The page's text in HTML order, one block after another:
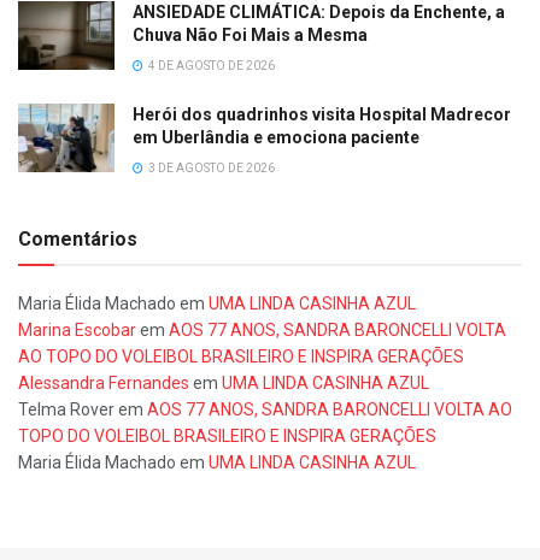
ANSIEDADE CLIMÁTICA: Depois da Enchente, a
Chuva Não Foi Mais a Mesma
4 DE AGOSTO DE 2026
Herói dos quadrinhos visita Hospital Madrecor
em Uberlândia e emociona paciente
3 DE AGOSTO DE 2026
Comentários
Maria Élida Machado em UMA LINDA CASINHA AZUL
Marina Escobarem AOS 77 ANOS, SANDRA BARONCELLI VOLTA
AO TOPO DO VOLEIBOL BRASILEIRO E INSPIRA GERAÇÕES
Alessandra Fernandes em UMA LINDA CASINHA AZUL
Telma Roverem AOS 77 ANOS, SANDRA BARONCELLI VOLTA AO
TOPO DO VOLEIBOL BRASILEIRO E INSPIRA GERAÇÕES
Maria Élida Machado em UMA LINDA CASINHA AZUL